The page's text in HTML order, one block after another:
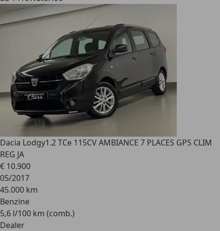
Dacia Lodgy1.2 TCe 115CV AMBIANCE 7 PLACES GPS CLIM
REG JA
€ 10.900
05/2017
45.000 km
Benzine
5,6 l/100 km (comb.)
Dealer